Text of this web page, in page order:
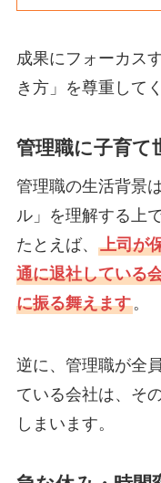
成果にフォーカス
き方」を尊重して
管理職に子育て
管理職の生活背景
ル」を理解する上
たとえば、 上司が
通に退社している
に振る舞えます。
逆に、管理職が全
ている会社は、そ
しまいます。